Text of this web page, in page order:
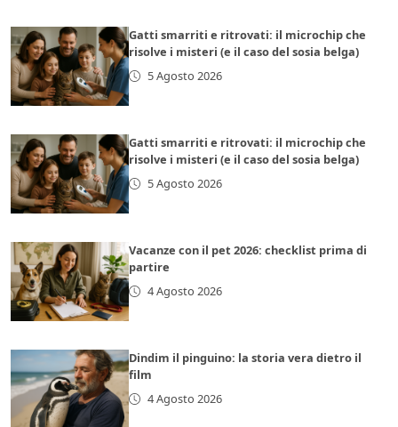
Gatti smarriti e ritrovati: il microchip che
risolve i misteri (e il caso del sosia belga)
5 Agosto 2026
Gatti smarriti e ritrovati: il microchip che
risolve i misteri (e il caso del sosia belga)
5 Agosto 2026
Vacanze con il pet 2026: checklist prima di
partire
4 Agosto 2026
Dindim il pinguino: la storia vera dietro il
film
4 Agosto 2026